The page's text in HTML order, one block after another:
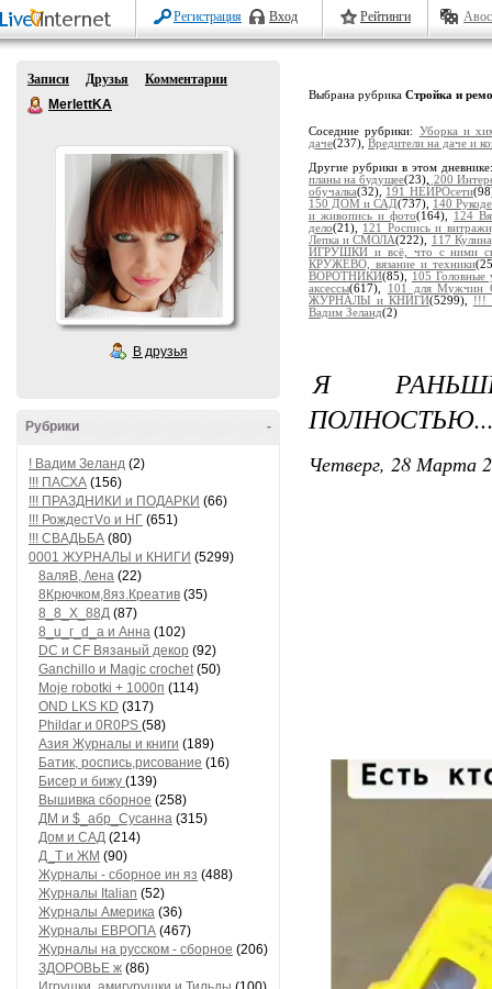
Регистрация Вход Рейтинги
Записи Друзья
Комментарии
MerlettKA
В друзья
-
Рубрики
! Вадим Зеланд (2)
!!! ПАСХА (156)
!!! ПРАЗДНИКИ и ПОДАРКИ (66)
!!! РождестVо и НГ (651)
!!! СВАДЬБА (80)
0001 ЖУРНАЛЫ и КНИГИ (5299)
8аляB, /\ена (22)
8Крючком,8яз.Креатив (35)
8_8_Х_88Д (87)
8_u_г_d_a и Анна (102)
DC и CF Вязаный декор (92)
Ganchillo и Magic crochet(50)
Moje robotki + 1000п (114)
OND LKS KD (317)
Phildar и 0R0PS (58)
Азия Журналы и книги (189)
Батик, роспись,рисование (16)
Бисер и бижу (139)
Вышивка сборное (258)
ДМ и $_абр_Сусанна (315)
Дом и САД (214)
Д_Т и ЖМ (90)
Журналы - сборное ин яз (488)
Журналы Italian (52)
Журналы Америка (36)
Журналы ЕВРОПА (467)
Журналы на русском - сборное (206)
ЗДОРОВЬЕ ж (86)
Выбрана рубрика Стройка и
Соседние рубрики: Уборка и
даче(237), Вредители на даче и
Другие рубрики в этом
планы на будущее(23), 200
обучалка(32), 191 НЕЙРОсети
150 ДОМ и САД(737), 140
и живопись и фото(164), 124
дело(21), 121 Роспись и
Лепка и СМОЛА(222),
117
ИГРУШКИ и всё, что с ними
КРУЖЕВО, вязание и техники
ВОРОТНИКИ(85),
105 Головные
аксессы(617),
101 для Мужчин
ЖУРНАЛЫ и КНИГИ(5299),
!!!
Вадим Зеланд(2)
Я
Четверг, 28 Марта